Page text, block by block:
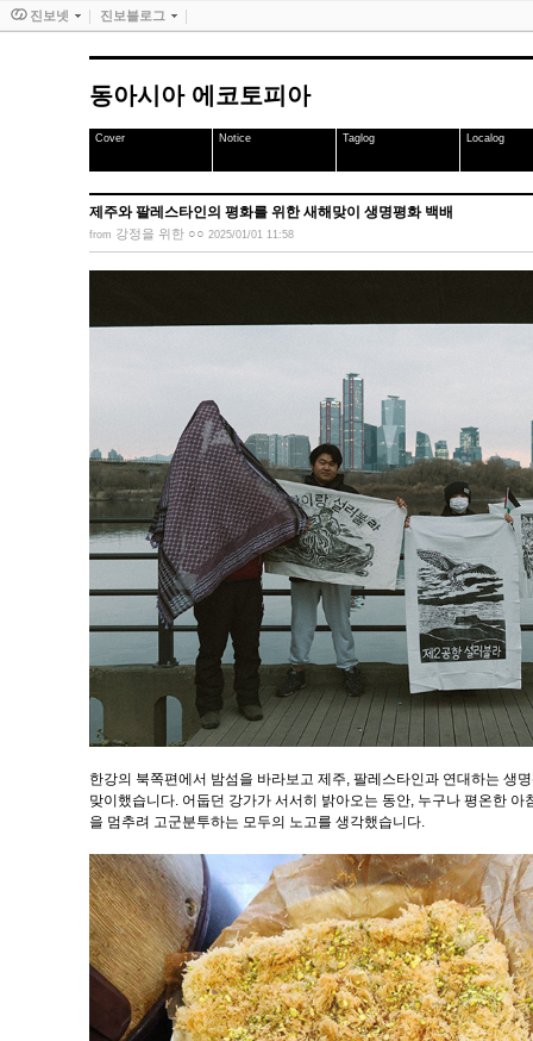
동아시아 에코토피아
Cover Notice Taglog Localog
제주와 팔레스타인의 평화를 위한 새해맞이 생명평화 백배
from 강정을 위한 ○○ 2025/01/01 11:58
한강의 북쪽편에서 밤섬을 바라보고 제주, 팔레스타인과 연대하는 생
맞이했습니다. 어둡던 강가가 서서히 밝아오는 동안, 누구나 평온한
을 멈추려 고군분투하는 모두의 노고를 생각했습니다.
진보넷 진보블로그